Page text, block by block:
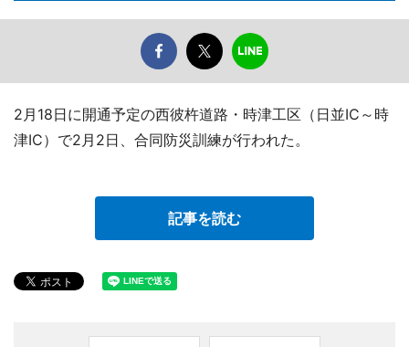
2月18日に開通予定の西彼杵道路・時津工区（日並IC～時
津IC）で2月2日、合同防災訓練が行われた。
記事を読む